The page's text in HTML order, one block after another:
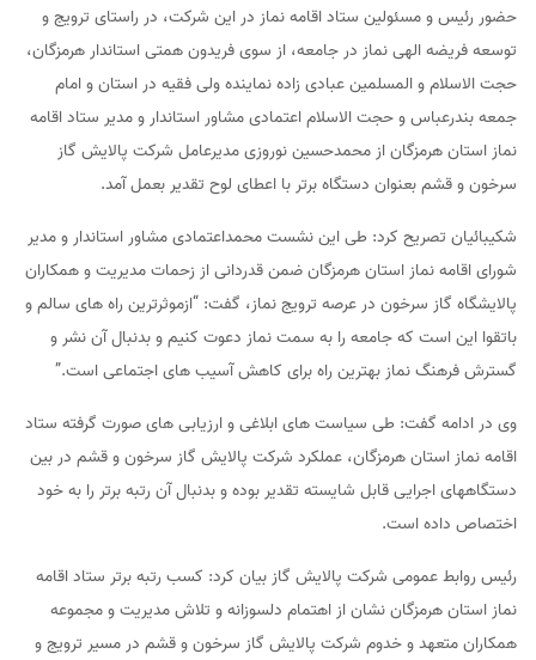
حضور رئیس و مسئولین ستاد اقامه نماز در این شرکت، در راستای ترویج و
توسعه فریضه الهی نماز در جامعه، از سوی فریدون همتی استاندار هرمزگان،
حجت الاسلام و المسلمین عبادی زاده نماینده ولی فقیه در استان و امام
جمعه بندرعباس و حجت الاسلام اعتمادی مشاور استاندار و مدیر ستاد اقامه
نماز استان هرمزگان از محمدحسین نوروزی مدیرعامل شرکت پالایش گاز
سرخون و قشم بعنوان دستگاه برتر با اعطای لوح تقدیر بعمل آمد.
شکیبائیان تصریح کرد: طی این نشست محمداعتمادی مشاور استاندار و مدیر
شورای اقامه نماز استان هرمزگان ضمن قدردانی از زحمات مدیریت و همکاران
پالایشگاه گاز سرخون در عرصه ترویج نماز، گفت: “ازموثرترین راه های سالم و
باتقوا این است که جامعه را به سمت نماز دعوت کنیم و بدنبال آن نشر و
گسترش فرهنگ نماز بهترین راه برای کاهش آسیب های اجتماعی است.”
وی در ادامه گفت: طی سیاست های ابلاغی و ارزیابی های صورت گرفته ستاد
اقامه نماز استان هرمزگان، عملکرد شرکت پالایش گاز سرخون و قشم در بین
دستگاههای اجرایی قابل شایسته تقدیر بوده و بدنبال آن رتبه برتر را به خود
اختصاص داده است.
رئیس روابط عمومی شرکت پالایش گاز بیان کرد: کسب رتبه برتر ستاد اقامه
نماز استان هرمزگان نشان از اهتمام دلسوزانه و تلاش مدیریت و مجموعه
همکاران متعهد و خدوم شرکت پالایش گاز سرخون و قشم در مسیر ترویج و